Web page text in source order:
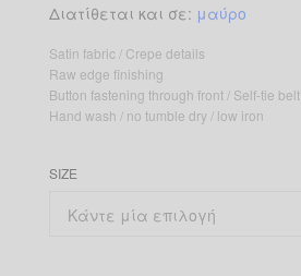
Διατίθεται και σε: μαύρο
Satin fabric / Crepe details
Raw edge finishing
Button fastening through front / Self-tie belt
Hand wash / no tumble dry / low iron
SIZE